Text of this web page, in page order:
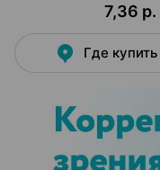
7,36 р.
Где купить